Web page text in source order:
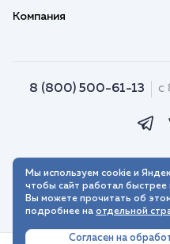
Компания
8 (800) 500-61-13 с
© 2018–2026.
Договор
Мы используем cookie и
чтобы сайт работал быстрее
Вы можете прочитать об
подробнее на отдельной
Согласен на